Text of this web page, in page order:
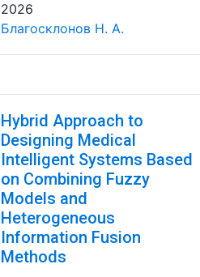
2026
Благосклонов Н. А.
Hybrid Approach to
Designing Medical
Intelligent Systems Based
on Combining Fuzzy
Models and
Heterogeneous
Information Fusion
Methods